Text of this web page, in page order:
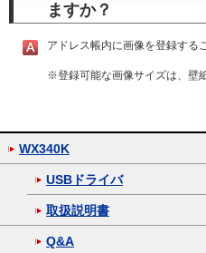
ますか？
アドレス帳内に画像を登録する
※登録可能な画像サイズは、壁
WX340K
USBドライバ
取扱説明書
Q&A